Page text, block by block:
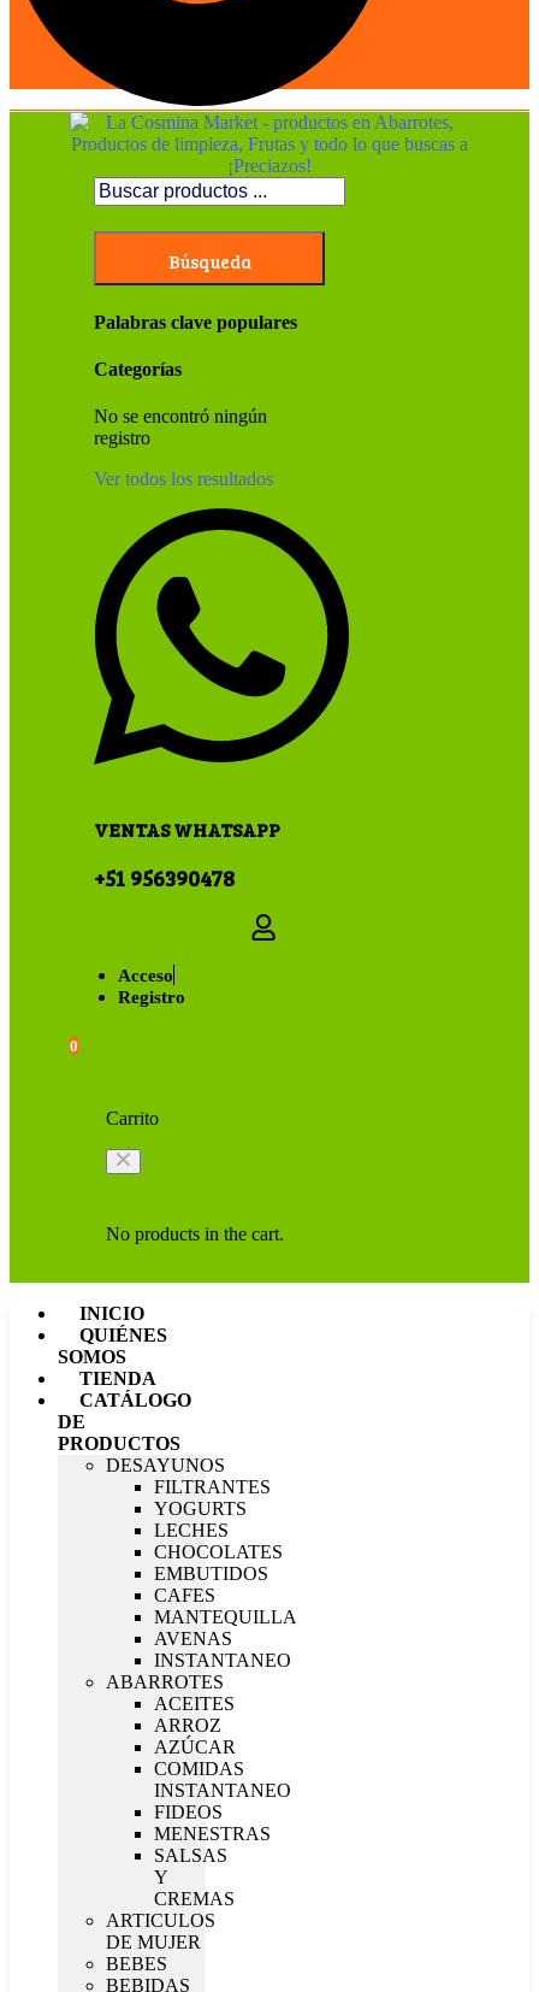
Búsqueda
Palabras clave populares
Categorías
No se encontró ningún
registro
Ver todos los resultados
VENTAS WHATSAPP
+51 956390478
Acceso
Registro
0
Carrito
No products in the cart.
INICIO
QUIÉNES
SOMOS
TIENDA
CATÁLOGO
DE
PRODUCTOS
DESAYUNOS
FILTRANTES
YOGURTS
LECHES
CHOCOLATES
EMBUTIDOS
CAFES
MANTEQUILLA
AVENAS
INSTANTANEO
ABARROTES
ACEITES
ARROZ
AZÚCAR
COMIDAS
INSTANTANEO
FIDEOS
MENESTRAS
SALSAS
Y
CREMAS
ARTICULOS
DE MUJER
BEBES
BEBIDAS